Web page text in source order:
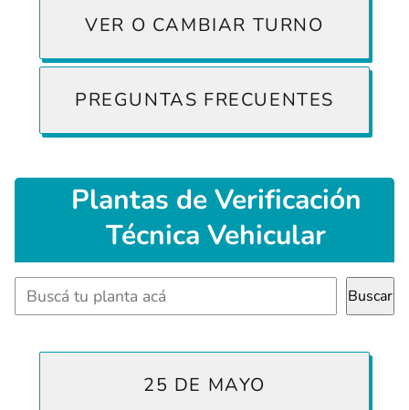
VER O CAMBIAR TURNO
PREGUNTAS FRECUENTES
Plantas de Verificación
Técnica Vehicular
Buscar Buscar
25 DE MAYO